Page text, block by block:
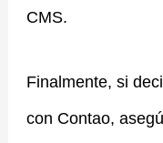
CMS.
Finalmente, si
con Contao,